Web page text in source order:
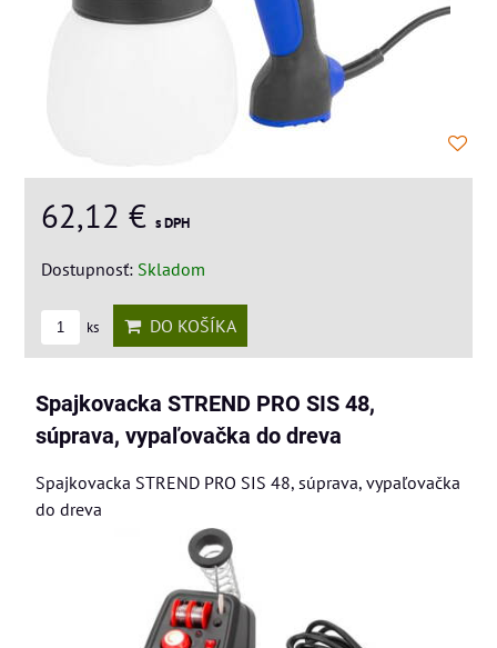
62,12 € s DPH
Dostupnosť: Skladom
ks DO KOŠÍKA
Spajkovacka STREND PRO SIS 48,
súprava, vypaľovačka do dreva
Spajkovacka STREND PRO SIS 48, súprava, vypaľovačka
do dreva